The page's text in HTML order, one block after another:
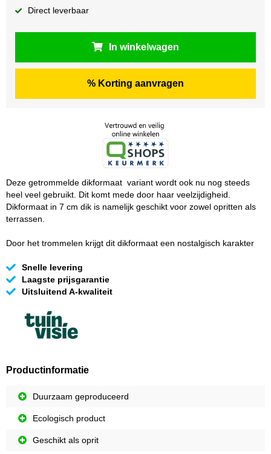
Direct leverbaar
In winkelwagen
% Korting aanvragen
Deze getrommelde dikformaat variant wordt ook nu nog steeds
heel veel gebruikt. Dit komt mede door haar veelzijdigheid.
Dikformaat in 7 cm dik is namelijk geschikt voor zowel opritten als
terrassen.
Door het trommelen krijgt dit dikformaat een nostalgisch karakter
Snelle levering
Laagste prijsgarantie
Uitsluitend A-kwaliteit
Productinformatie
Duurzaam geproduceerd
Ecologisch product
Geschikt als oprit